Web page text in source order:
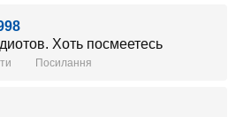
Хоть посмеетесь
Посилання